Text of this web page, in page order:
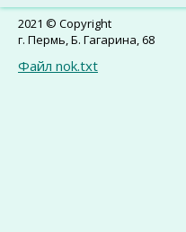
2021 © Copyright
г. Пермь, Б. Гагарина, 68
Файл nok.txt